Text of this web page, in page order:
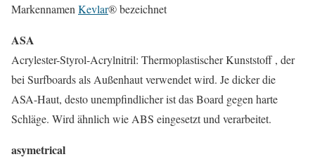
Markennamen Kevlar® bezeichnet
ASA
Acrylester-Styrol-Acrylnitril: Thermoplastischer Kunststoff , der
bei Surfboards als Außenhaut verwendet wird. Je dicker die
ASA-Haut, desto unempfindlicher ist das Board gegen harte
Schläge. Wird ähnlich wie ABS eingesetzt und verarbeitet.
asymetrical